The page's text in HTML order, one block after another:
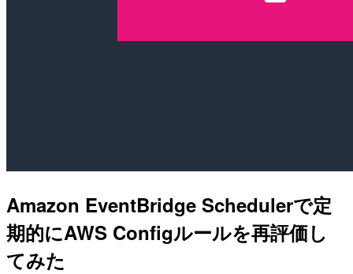
Amazon EventBridge Schedulerで定
期的にAWS Configルールを再評価し
てみた